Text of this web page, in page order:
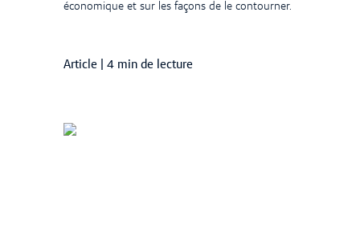
économique et sur les façons de le contourner.
Article 4 min de lecture